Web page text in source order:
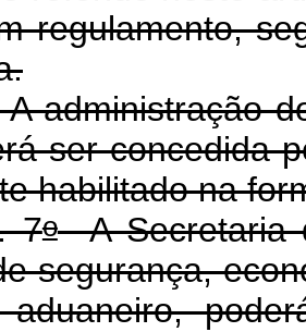
regulamento,
do
ser concedida
habilitado na
7oA Secretaria
segurança,